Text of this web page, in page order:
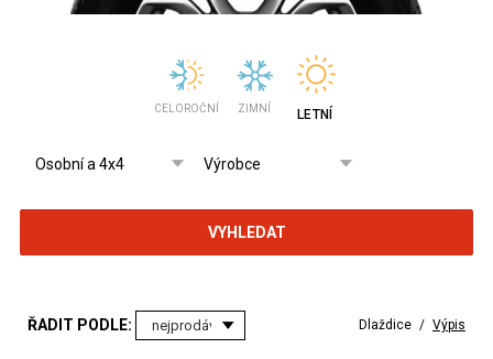
CELOROČNÍ ZIMNÍ LETNÍ
VYHLEDAT
ŘADIT PODLE: Dlaždice / Výpis